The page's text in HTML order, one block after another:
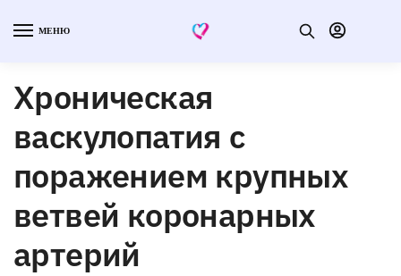
МЕНЮ
Хроническая
васкулопатия с
поражением крупных
ветвей коронарных
артерий